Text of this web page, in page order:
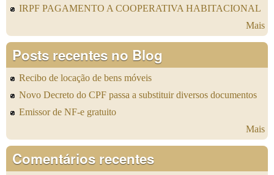
IRPF PAGAMENTO A COOPERATIVA HABITACIONAL
Mais
Posts recentes no Blog
Recibo de locação de bens móveis
Novo Decreto do CPF passa a substituir diversos documentos
Emissor de NF-e gratuito
Mais
Comentários recentes